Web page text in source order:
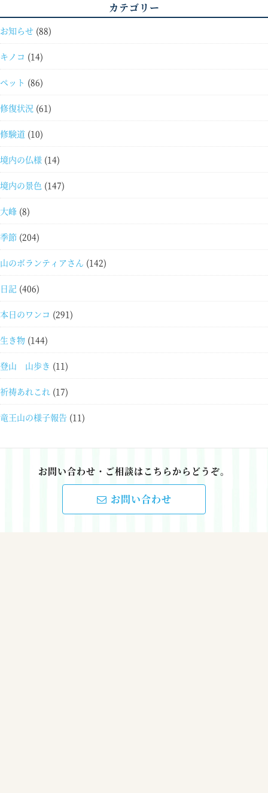
カテゴリー
お知らせ (88)
キノコ (14)
ペット (86)
修復状況 (61)
修験道 (10)
境内の仏様 (14)
境内の景色 (147)
大峰 (8)
季節 (204)
山のボランティアさん (142)
日記 (406)
本日のワンコ (291)
生き物 (144)
登山 山歩き (11)
祈祷あれこれ (17)
竜王山の様子報告 (11)
お問い合わせ・ご相談はこちらからどうぞ。
お問い合わせ